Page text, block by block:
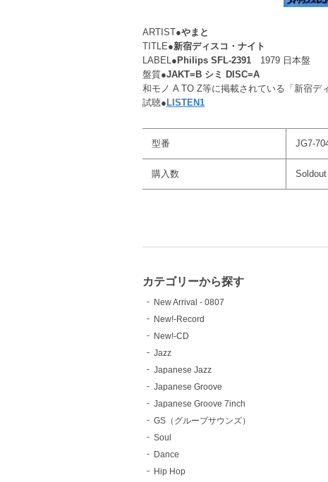
ARTIST●やまと
TITLE●新宿ディスコ・ナイト
LABEL● Philips SFL-2391 1979 日本盤
盤質●JAKT=B シミ DISC=A
和モノ A TO Z等に掲載されている「新宿デ
試聴● LISTEN1
型番 JG7-
購入数 Soldout
カテゴリーから探す
New Arrival - 0807
New!-Record
New!-CD
Jazz
Japanese Jazz
Japanese Groove
Japanese Groove 7inch
GS（グループサウンズ）
Soul
Dance
Hip Hop